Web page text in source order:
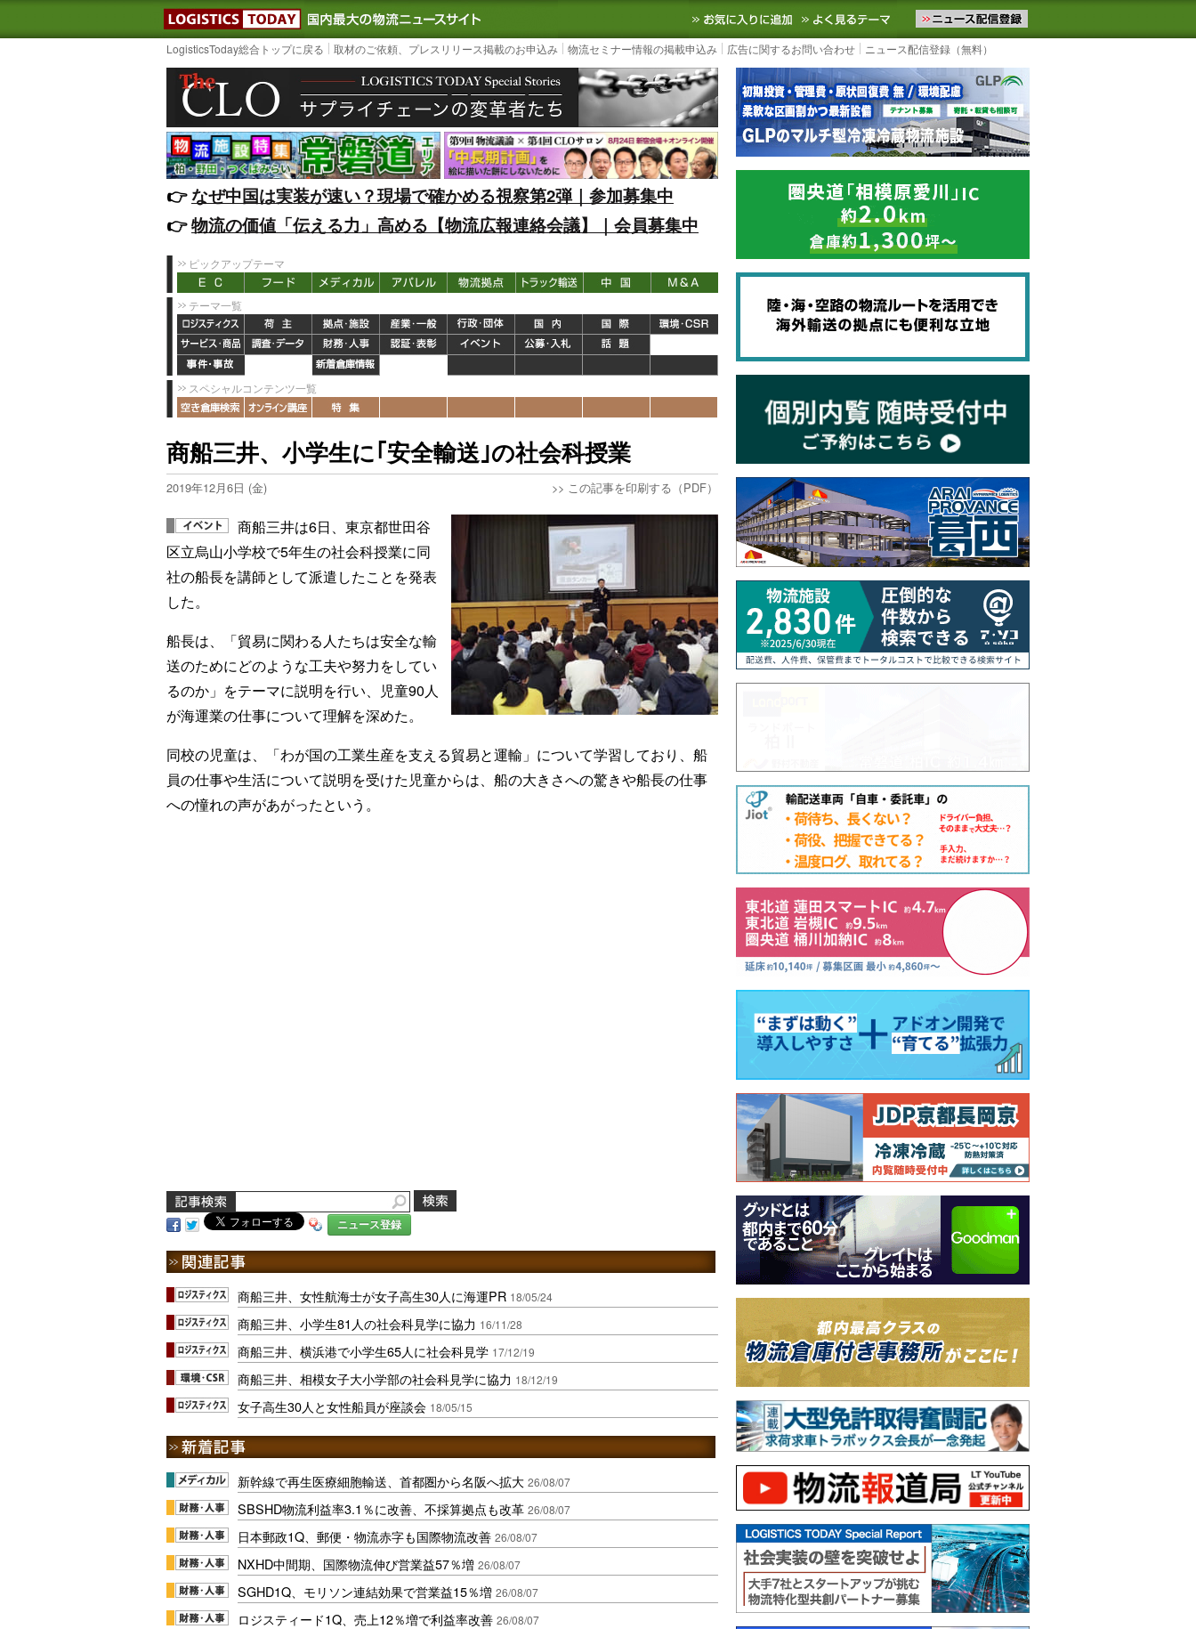
LOGISTICS TODAY｜国内最大の物流ニュースサイト3PL, SCMなど国内外の最新の物流ニュースをお届けします。物流ニュースメール配信を登録す
お気に入りに追加 よく見るテーマ
LogisticsToday総合トップに戻る 取材のご依頼、プレスリリース掲載のお申込み 物流セミナー情報の掲載申込み 広告に関するお問い合わせ ニュース配信登録（無料）
👉️なぜ中国は実装が速い？現場で確かめる視察第2弾｜参加募集中
👉️物流の価値「伝える力」高める【物流広報連絡会議】｜会員募集中
ピックアップテーマ
テーマ一覧
スペシャルコンテンツ一覧
商船三井、小学生に｢安全輸送｣の社会科授業
2019年12月6日 (金) >> この記事を印刷する（PDF）
商船三井は6日、東京都世田谷
区立烏山小学校で5年生の社会科授業に同
社の船長を講師として派遣したことを発表
した。
船長は、「貿易に関わる人たちは安全な輸
送のためにどのような工夫や努力をしてい
るのか」をテーマに説明を行い、児童90人
が海運業の仕事について理解を深めた。
同校の児童は、「わが国の工業生産を支える貿易と運輸」について学習しており、船
員の仕事や生活について説明を受けた児童からは、船の大きさへの驚きや船長の仕事
への憧れの声があがったという。
ニュース登録
商船三井、女性航海士が女子高生30人に海運PR 18/05/24
商船三井、小学生81人の社会科見学に協力 16/11/28
商船三井、横浜港で小学生65人に社会科見学 17/12/19
商船三井、相模女子大小学部の社会科見学に協力 18/12/19
女子高生30人と女性船員が座談会 18/05/15
新幹線で再生医療細胞輸送、首都圏から名阪へ拡大 26/08/07
SBSHD物流利益率3.1％に改善、不採算拠点も改革 26/08/07
日本郵政1Q、郵便・物流赤字も国際物流改善 26/08/07
NXHD中間期、国際物流伸び営業益57％増 26/08/07
SGHD1Q、モリソン連結効果で営業益15％増 26/08/07
ロジスティード1Q、売上12％増で利益率改善 26/08/07